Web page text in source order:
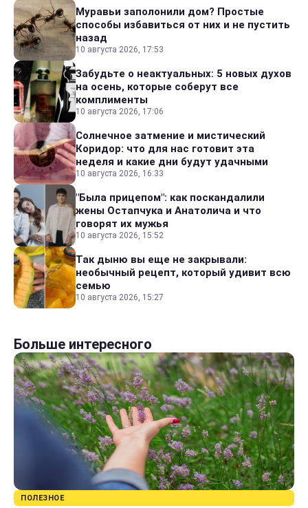
Муравьи заполонили дом? Простые
способы избавиться от них и не пустить
назад
10 августа 2026, 17:53
Забудьте о неактуальных: 5 новых духов
на осень, которые соберут все
комплименты
10 августа 2026, 17:06
Солнечное затмение и мистический
Коридор: что для нас готовит эта
неделя и какие дни будут удачными
10 августа 2026, 16:33
"Была прицепом": как поскандалили
жены Остапчука и Анатолича и что
говорят их мужья
10 августа 2026, 15:52
Так дыню вы еще не закрывали:
необычный рецепт, который удивит всю
семью
10 августа 2026, 15:27
Больше интересного
ПОЛЕЗНОЕ